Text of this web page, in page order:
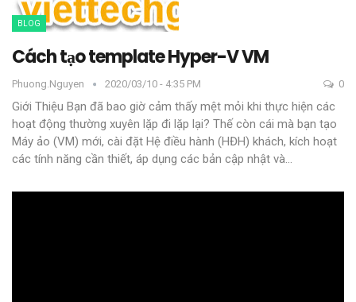
BLOG
Cách tạo template Hyper-V VM
Phuong.nguyen 2020/03/10 - 4:35 PM 0
Giới Thiệu Bạn đã bao giờ cảm thấy mệt mỏi khi thực hiện các
hoạt động thường xuyên lặp đi lặp lại? Thế còn cái mà bạn tạo
Máy ảo (VM) mới, cài đặt Hệ điều hành (HĐH) khách, kích hoạt
các tính năng cần thiết, áp dụng các bản cập nhật và…